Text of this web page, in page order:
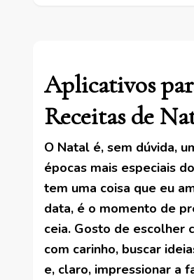
Aplicativos
Receitas de
O Natal é, sem dúvida,
épocas mais especiais
tem uma coisa que eu
data, é o momento de
ceia. Gosto de escolher
com carinho, buscar
e, claro, impressionar a